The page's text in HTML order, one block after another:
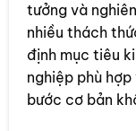
tưởng và
nhiều thách
định mục tiêu
nghiệp phù
bước cơ bản